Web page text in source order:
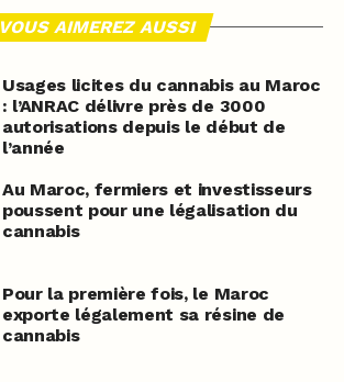
VOUS AIMEREZ AUSSI
Usages licites du cannabis au Maroc
: l’ANRAC délivre près de 3000
autorisations depuis le début de
l’année
Au Maroc, fermiers et investisseurs
poussent pour une légalisation du
cannabis
Pour la première fois, le Maroc
exporte légalement sa résine de
cannabis